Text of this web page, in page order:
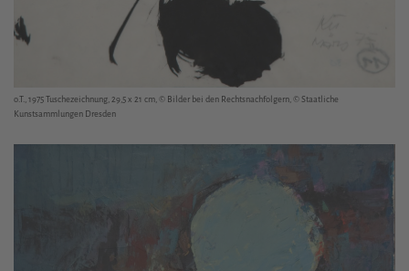
o.T., 1975 Tuschezeichnung, 29,5 x 21 cm, © Bilder bei den Rechtsnachfolgern, © Staatliche
Kunstsammlungen Dresden